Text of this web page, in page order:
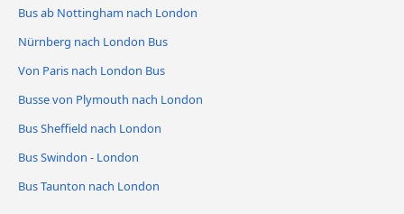
Bus ab Nottingham nach London
Nürnberg nach London Bus
Von Paris nach London Bus
Busse von Plymouth nach London
Bus Sheffield nach London
Bus Swindon - London
Bus Taunton nach London